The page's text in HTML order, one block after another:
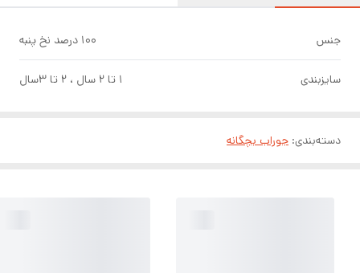
جنس ۱۰۰ درصد نخ پنبه
سایزبندی ۱ تا ۲ سال ، ۲ تا ۳سال
دسته‌بندی: جوراب بچگانه